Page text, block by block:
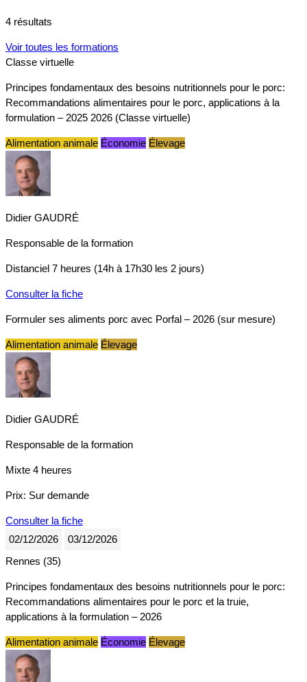
4 résultats
Voir toutes les formations
Classe virtuelle
Principes fondamentaux des besoins nutritionnels pour le porc:
Recommandations alimentaires pour le porc, applications à la
formulation – 2025 2026 (Classe virtuelle)
Alimentation animale Économie Élevage
Didier GAUDRÉ
Responsable de la formation
Distanciel 7 heures (14h à 17h30 les 2 jours)
Consulter la fiche
Formuler ses aliments porc avec Porfal – 2026 (sur mesure)
Alimentation animale Élevage
Didier GAUDRÉ
Responsable de la formation
Mixte 4 heures
Prix: Sur demande
Consulter la fiche
02/12/2026
03/12/2026
Rennes (35)
Principes fondamentaux des besoins nutritionnels pour le porc:
Recommandations alimentaires pour le porc et la truie,
applications à la formulation – 2026
Alimentation animale Économie Élevage